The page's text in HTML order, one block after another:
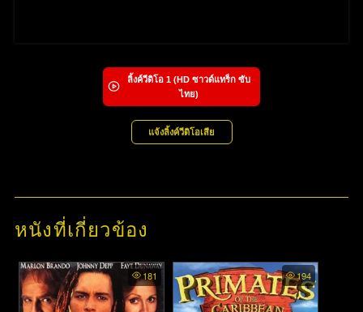
ลิ้งค์วีดิโอ1 (HD ซาวด์แทร็ก ซับ
ไทย)
แจ้งลิ้งค์วีดิโอเสีย
หนังที่เกี่ยวข้อง
181 194